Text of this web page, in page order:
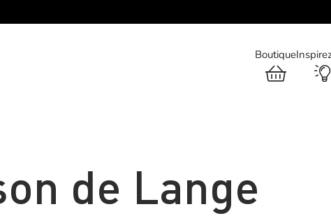
Boutique
de Lange